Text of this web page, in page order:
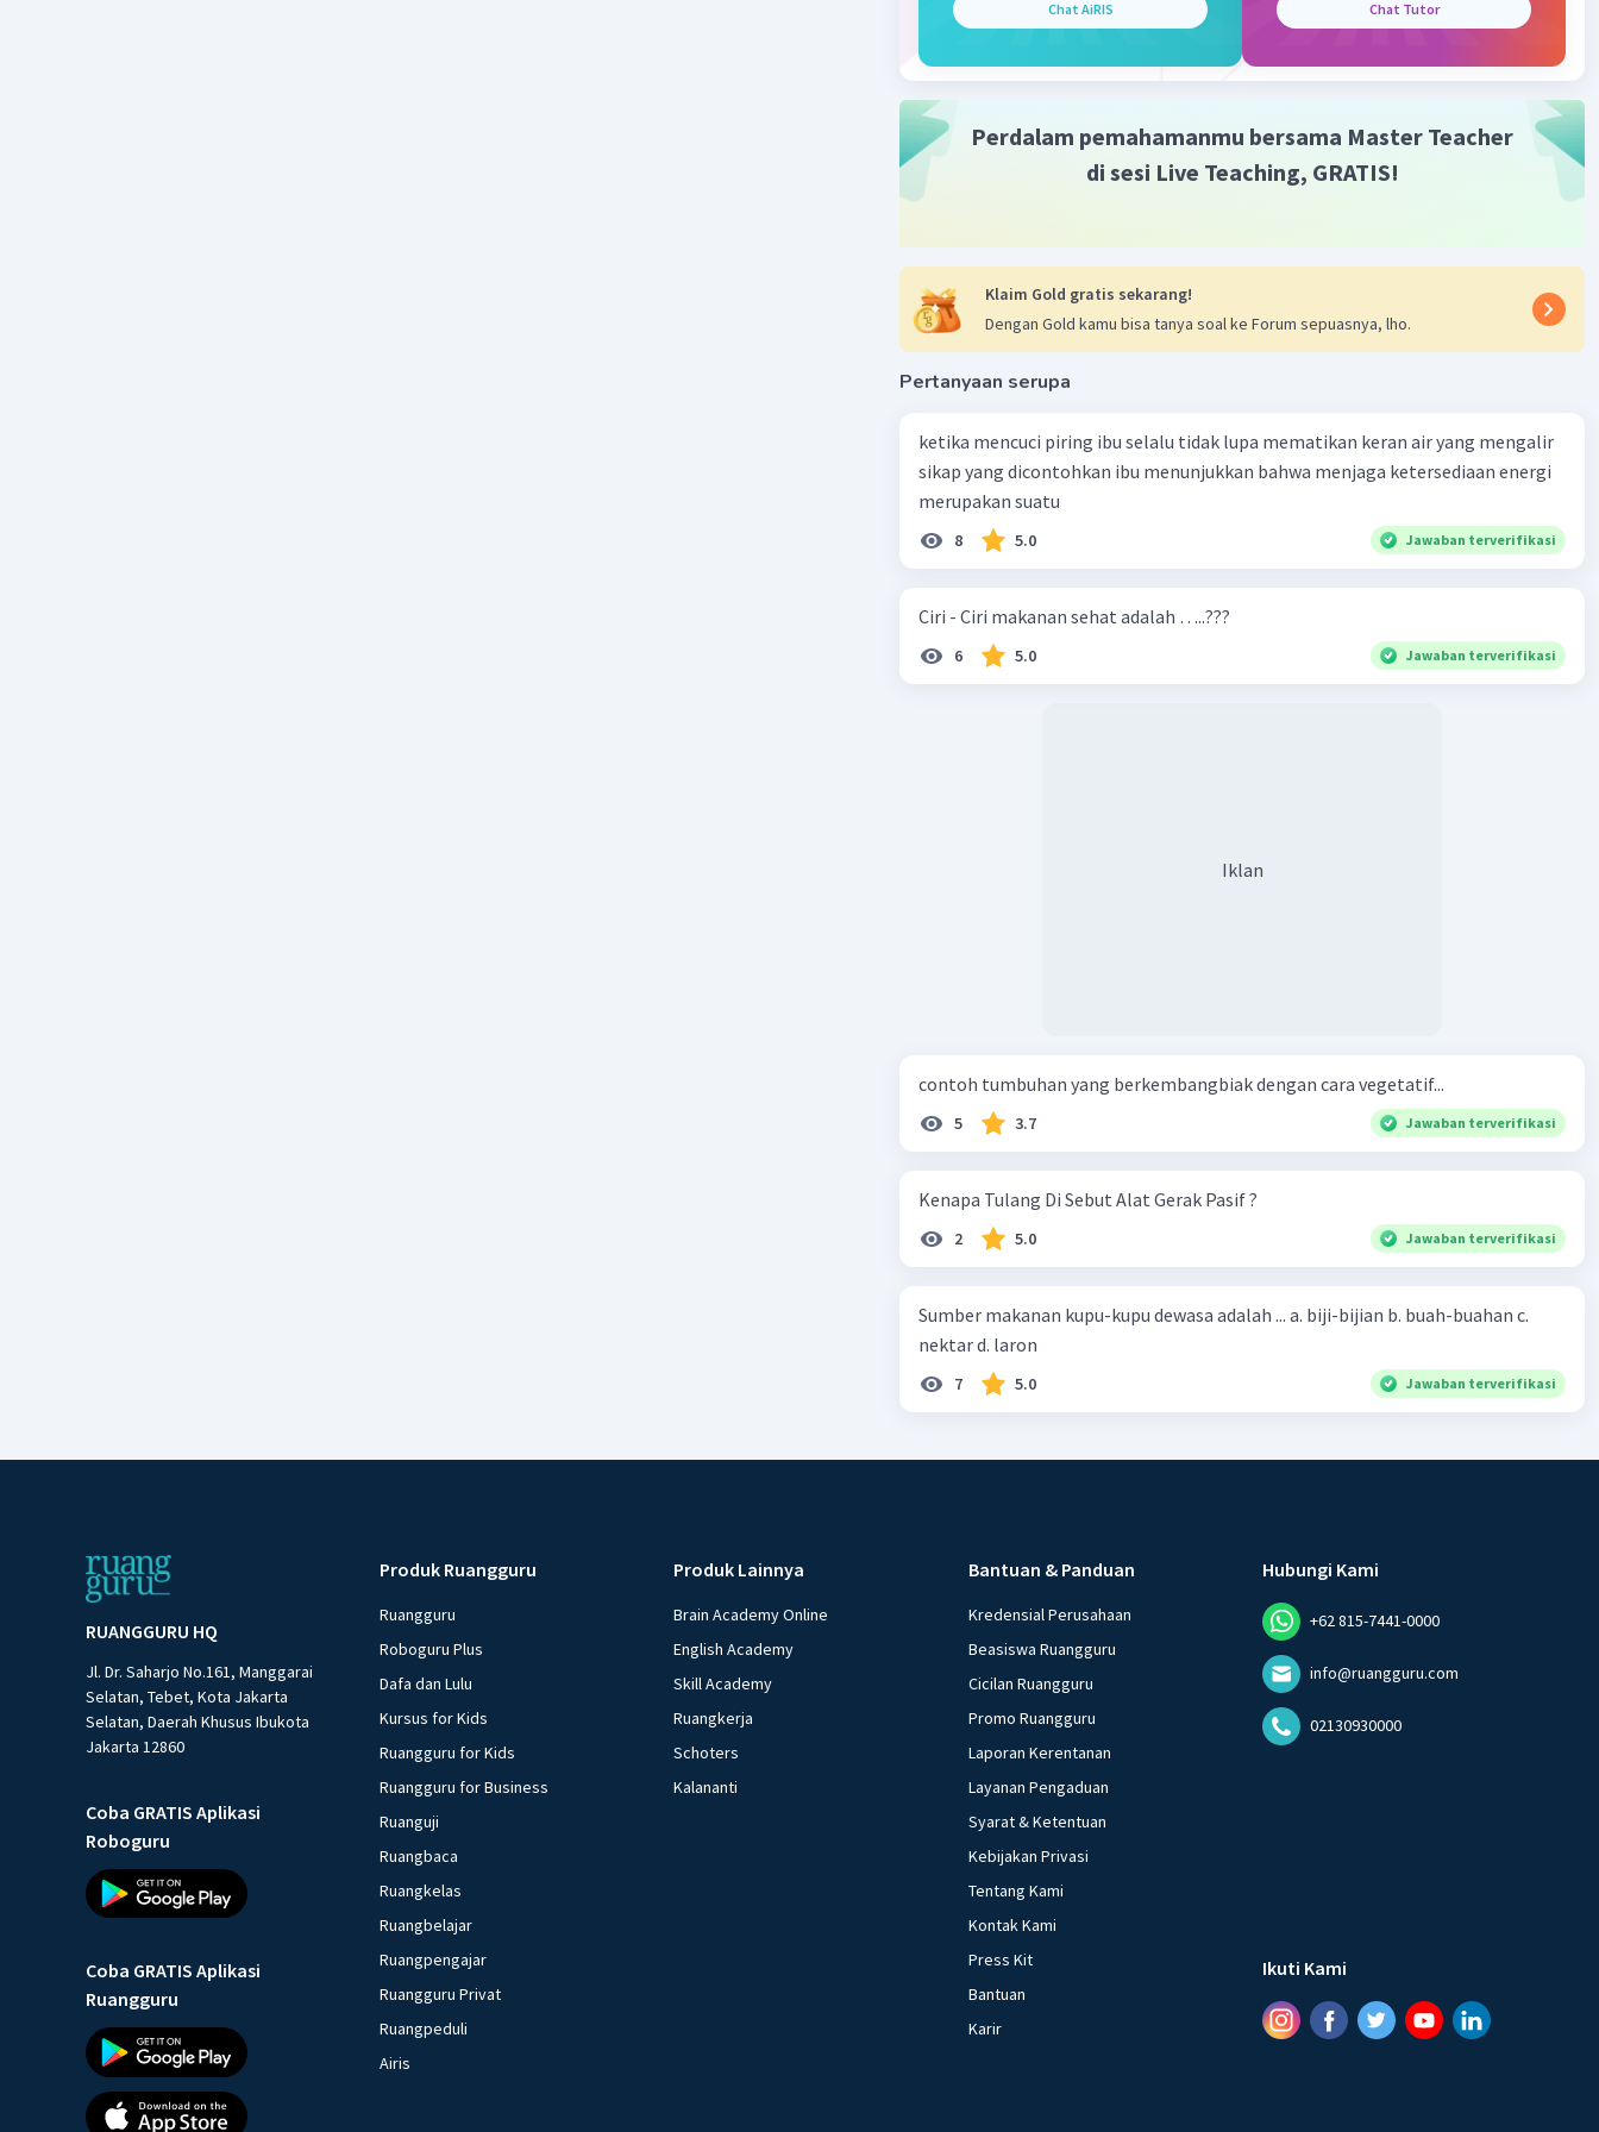
Chat AiRIS Chat Tutor
Perdalam pemahamanmu bersama Master Teacher
di sesi Live Teaching, GRATIS!
Klaim Gold gratis sekarang!
Dengan Gold kamu bisa tanya soal ke Forum sepuasnya, lho.
Pertanyaan serupa
ketika mencuci piring ibu selalu tidak lupa mematikan keran air yang mengalir
sikap yang dicontohkan ibu menunjukkan bahwa menjaga ketersediaan energi
merupakan suatu
8 5.0 Jawaban terverifikasi
Ciri - Ciri makanan sehat adalah …..???
6 5.0 Jawaban terverifikasi
Iklan
contoh tumbuhan yang berkembangbiak dengan cara vegetatif...
5 3.7 Jawaban terverifikasi
Kenapa Tulang Di Sebut Alat Gerak Pasif ?
2 5.0 Jawaban terverifikasi
Sumber makanan kupu-kupu dewasa adalah ... a. biji-bijian b. buah-buahan c.
nektar d. laron
7 5.0 Jawaban terverifikasi
RUANGGURU HQ
Jl. Dr. Saharjo No.161, Manggarai
Selatan, Tebet, Kota Jakarta
Selatan, Daerah Khusus Ibukota
Jakarta 12860
Coba GRATIS Aplikasi
Roboguru
Coba GRATIS Aplikasi
Ruangguru
Produk Ruangguru
Ruangguru
Roboguru Plus
Dafa dan Lulu
Kursus for Kids
Ruangguru for Kids
Ruangguru for Business
Ruanguji
Ruangbaca
Ruangkelas
Ruangbelajar
Ruangpengajar
Ruangguru Privat
Ruangpeduli
Airis
Produk Lainnya
Brain Academy Online
English Academy
Skill Academy
Ruangkerja
Schoters
Kalananti
Bantuan & Panduan
Kredensial Perusahaan
Beasiswa Ruangguru
Cicilan Ruangguru
Promo Ruangguru
Laporan Kerentanan
Layanan Pengaduan
Syarat & Ketentuan
Kebijakan Privasi
Tentang Kami
Kontak Kami
Press Kit
Bantuan
Karir
Hubungi Kami
+62 815-7441-0000
info@ruangguru.com
02130930000
Ikuti Kami